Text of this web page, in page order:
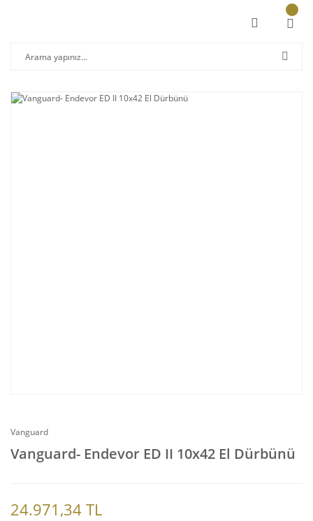
Vanguard
Vanguard- Endevor ED II 10x42 El Dürbünü
24.971,34 TL